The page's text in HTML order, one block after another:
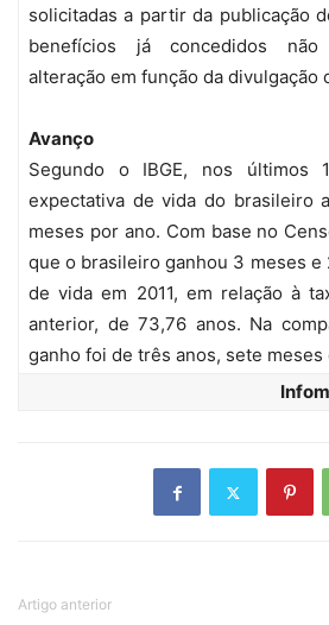
solicitadas a partir da publicação
benefícios já concedidos não
alteração em função da divulgação
Avanço
Segundo o IBGE, nos últimos
expectativa de vida do brasileiro
meses por ano. Com base no
que o brasileiro ganhou 3 meses e
de vida em 2011, em relação à
anterior, de 73,76 anos. Na
ganho foi de três anos, sete meses
Artigo anterior